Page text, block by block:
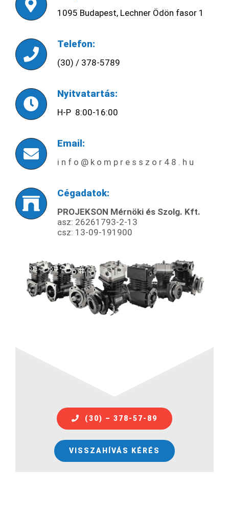
1095 Budapest, Lechner Ödön fasor 1
Telefon:
(30) / 378-5789
Nyitvatartás:
H-P 8:00-16:00
Email:
i n f o @ k o m p r e s s z o r 4 8 . h u
Cégadatok:
PROJEKSON Mérnöki és Szolg. Kft.
asz: 26261793-2-13
csz: 13-09-191900
(30) – 378-57-89
VISSZAHÍVÁS KÉRÉS